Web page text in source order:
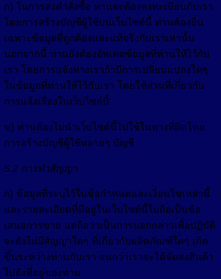
ก) ในการส่งคำสั่งซื้อ ท่านจะต้องลงทะเบียนกับเรา
โดยการสร้างบัญชีผู้ใช้บนเว็บไซต์นี้ ท่านต้องยื่น
เฉพาะข้อมูลที่ถูกต้องและแท้จริงกับเราเท่านั้น
นอกจากนี้ ท่านยังต้องอัพเดตข้อมูลที่ท่านให้ไว้กับ
เรา โดยการแจ้งทางเราถ้ามีการเปลี่ยนแปลงใดๆ
ในข้อมูลที่ท่านให้ไว้กับเรา โดยใช้ส่วนที่เกี่ยวกับ
การแจ้งเรื่องในเว็บไซต์นี้
ข) ท่านต้องไม่นำเว็บไซต์นี้ไปใช้ในทางที่ผิดโดย
การสร้างบัญชีผู้ใช้หลายๆ บัญชี
5.2 การทำสัญญา
ก) ข้อมูลที่ระบุไว้ในข้อกำหนดและเงื่อนไขเหล่านี้
และรายละเอียดที่มีอยู่ในเว็บไซต์นี้ไม่ถือเป็นข้อ
เสนอการขาย แต่ถือว่าเป็นการบอกกล่าวเพื่อปฏิบัติ
จะยังไม่มีสัญญาใดๆ ที่เกี่ยวกับผลิตภัณฑ์ใดๆ เกิด
ขึ้นระหว่างท่านกับเรา จนกว่าเราจะได้จัดส่งสินค้า
ไปยังที่อยู่ของท่าน